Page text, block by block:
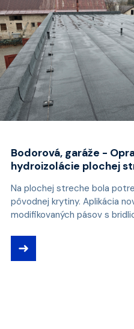
Bodorová, garáže -
hydroizolácie plochej
Na plochej streche bola
pôvodnej krytiny. Aplikácia
modifikovaných pásov s
➜